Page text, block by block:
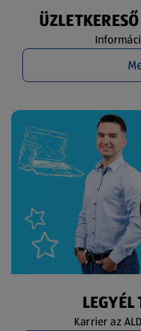
Karrier az